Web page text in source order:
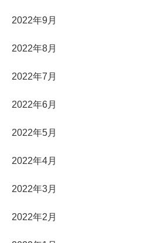
2022年9月
2022年8月
2022年7月
2022年6月
2022年5月
2022年4月
2022年3月
2022年2月